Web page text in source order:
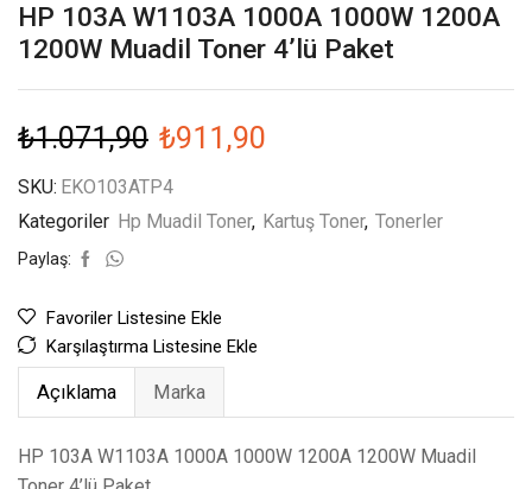
HP 103A W1103A 1000A 1000W 1200A
1200W Muadil Toner 4’lü Paket
₺1.071,90 ₺911,90
SKU: EKO103ATP4
Kategoriler Hp Muadil Toner, Kartuş Toner, Tonerler
Paylaş:
Favoriler Listesine Ekle
Karşılaştırma Listesine Ekle
Açıklama Marka
HP 103A W1103A 1000A 1000W 1200A 1200W Muadil